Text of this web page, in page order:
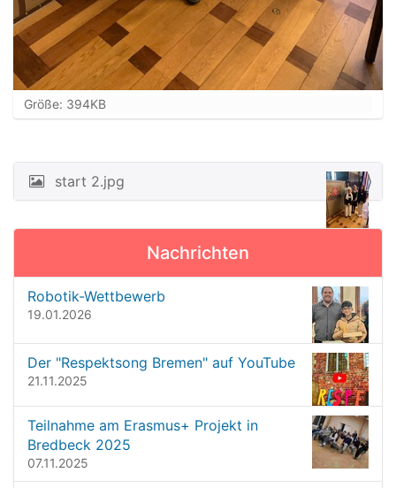
Z
e
e
B
l
n
v
o
e
G
r
ö
ß
Größe: 394KB
N
v
g
a
i
o
n
start 2.jpg
Nachrichten
Robotik-Wettbewerb
19.01.2026
Der "Respektsong Bremen" auf YouTube
21.11.2025
Teilnahme am Erasmus+ Projekt in
Bredbeck 2025
07.11.2025